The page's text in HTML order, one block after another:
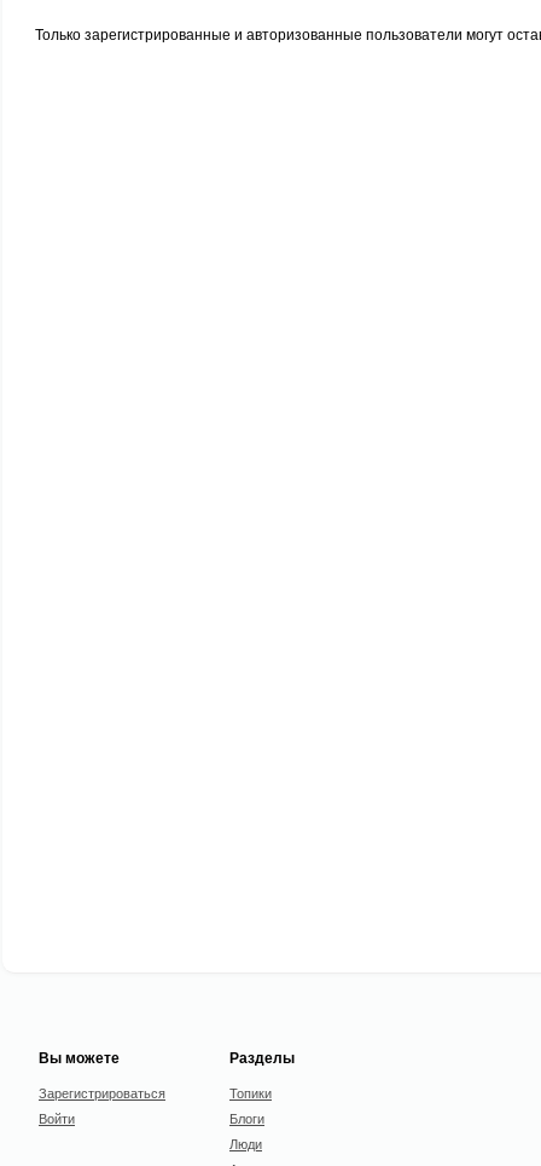
Только зарегистрированные и авторизованные пользователи могут
Вы можете
Зарегистрироваться
Войти
Разделы
Топики
Блоги
Люди